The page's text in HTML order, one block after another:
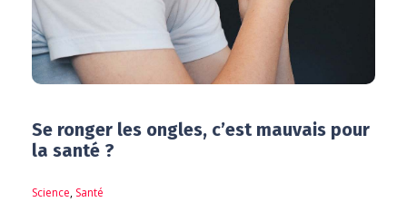
Se ronger les ongles, c’est mauvais pour
la santé ?
Science, Santé